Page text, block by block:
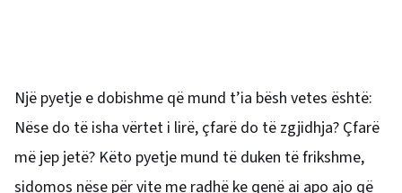
Një pyetje e dobishme që mund t’ia bësh vetes është:
Nëse do të isha vërtet i lirë, çfarë do të zgjidhja? Çfarë
më jep jetë? Këto pyetje mund të duken të frikshme,
sidomos nëse për vite me radhë ke qenë ai apo ajo që